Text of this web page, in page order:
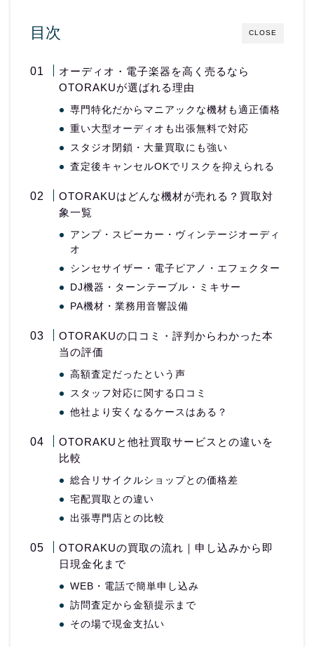
CLOSE
目次
オーディオ・電子楽器を高く売るなら
OTORAKUが選ばれる理由
専門特化だからマニアックな機材も適正価格
重い大型オーディオも出張無料で対応
スタジオ閉鎖・大量買取にも強い
査定後キャンセルOKでリスクを抑えられる
OTORAKUはどんな機材が売れる？買取対
象一覧
アンプ・スピーカー・ヴィンテージオーディ
オ
シンセサイザー・電子ピアノ・エフェクター
DJ機器・ターンテーブル・ミキサー
PA機材・業務用音響設備
OTORAKUの口コミ・評判からわかった本
当の評価
高額査定だったという声
スタッフ対応に関する口コミ
他社より安くなるケースはある？
OTORAKUと他社買取サービスとの違いを
比較
総合リサイクルショップとの価格差
宅配買取との違い
出張専門店との比較
OTORAKUの買取の流れ｜申し込みから即
日現金化まで
WEB・電話で簡単申し込み
訪問査定から金額提示まで
その場で現金支払い